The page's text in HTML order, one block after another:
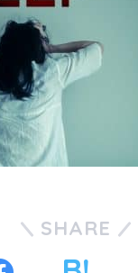
SHARE